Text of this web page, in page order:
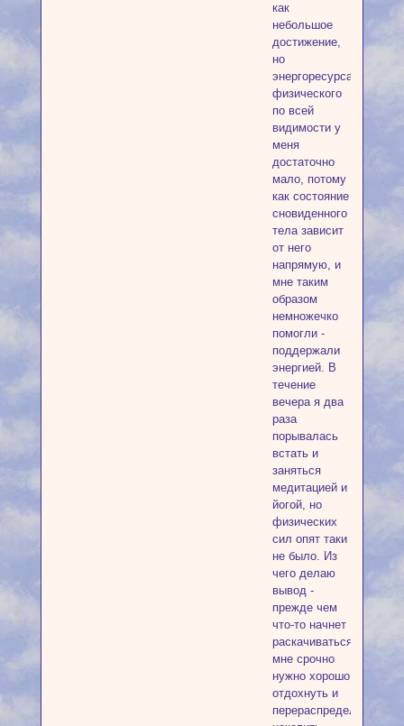
как
небольшое
достижение,
но
энергоресурса
физического
по всей
видимости у
меня
достаточно
мало, потому
как состояние
сновиденного
тела зависит
от него
напрямую, и
мне таким
образом
немножечко
помогли -
поддержали
энергией. В
течение
вечера я два
раза
порывалась
встать и
заняться
медитацией и
йогой, но
физических
сил опят таки
не было. Из
чего делаю
вывод -
прежде чем
что-то начнет
раскачиваться,
мне срочно
нужно хорошо
отдохнуть и
перераспределить/